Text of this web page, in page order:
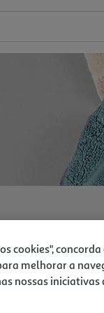
cookies",
melhorar a
nossas iniciativas